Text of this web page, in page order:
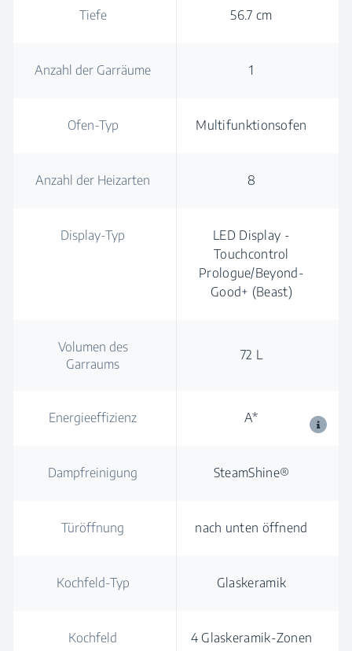
Tiefe 56.7 cm
Anzahl der Garräume 1
Ofen-Typ Multifunktionsofen
Anzahl der Heizarten 8
Display-Typ
LED Display -
Touchcontrol
Prologue/Beyond-
Good+ (Beast)
Volumen des
Garraums
72 L
Energieeffizienz A*
Dampfreinigung SteamShine®
Türöffnung nach unten öffnend
Kochfeld-Typ Glaskeramik
Kochfeld 4 Glaskeramik-Zonen